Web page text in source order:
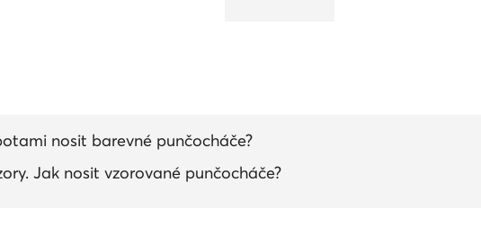
nosit barevné punčocháče?
Jak nosit vzorované punčocháče?